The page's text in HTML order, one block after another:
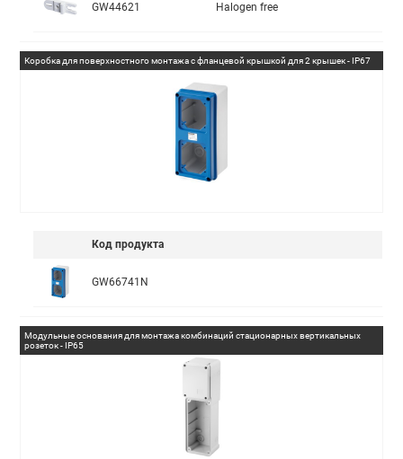
GW44621 Halogen free
Коробка для поверхностного монтажа с фланцевой крышкой для 2 крышек - IP67
Код продукта
GW66741N
Модульные основания для монтажа комбинаций стационарных вертикальных
розеток - IP65